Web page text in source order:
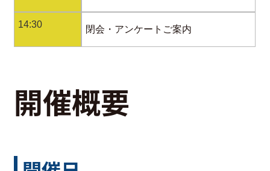
14:30 閉会・アンケートご案内
開催概要